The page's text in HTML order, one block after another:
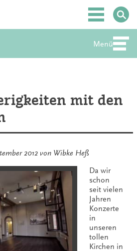
Hauptmenü
Menü
mit den
2012 von Wibke Heß
Da wir
schon
seit vielen
Jahren
Konzerte
in
unseren
tollen
Kirchen in